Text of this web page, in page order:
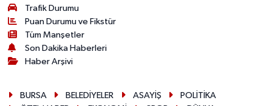
Trafik Durumu
Puan Durumu ve Fikstür
Tüm Manşetler
Son Dakika Haberleri
Haber Arşivi
BURSA BELEDİYELER ASAYİŞ
POLİTİKA